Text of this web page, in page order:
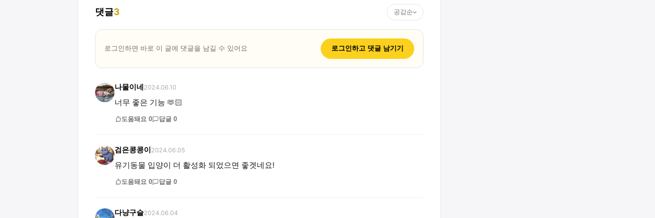
댓글3 공감순
로그인하면 바로 이 글에 댓글을 남길 수 있어요 로그인하고 댓글 남기기
나물이네 2024.06.10
너무 좋은 기능 🫶🏻
도움돼요 0 답글 0
검은콩콩이 2024.06.05
유기동물 입양이 더 활성화 되었으면 좋겟네요!
도움돼요 0 답글 0
다냥구슬2024.06.04